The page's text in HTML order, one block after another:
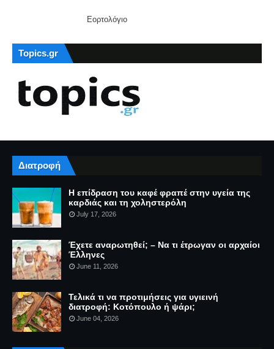
Εορτολόγιο
Topics.gr
Διατροφή
Η επίδραση του καφέ φραπέ στην υγεία της
καρδιάς και τη χοληστερόλη
July 17, 2026
Έχετε αναρωτηθεί; – Να τι έτρωγαν οι αρχαίοι
Έλληνες
June 11, 2026
Τελικά τι να προτιμήσεις για υγιεινή
διατροφή: Κοτόπουλο ή ψάρι;
June 04, 2026